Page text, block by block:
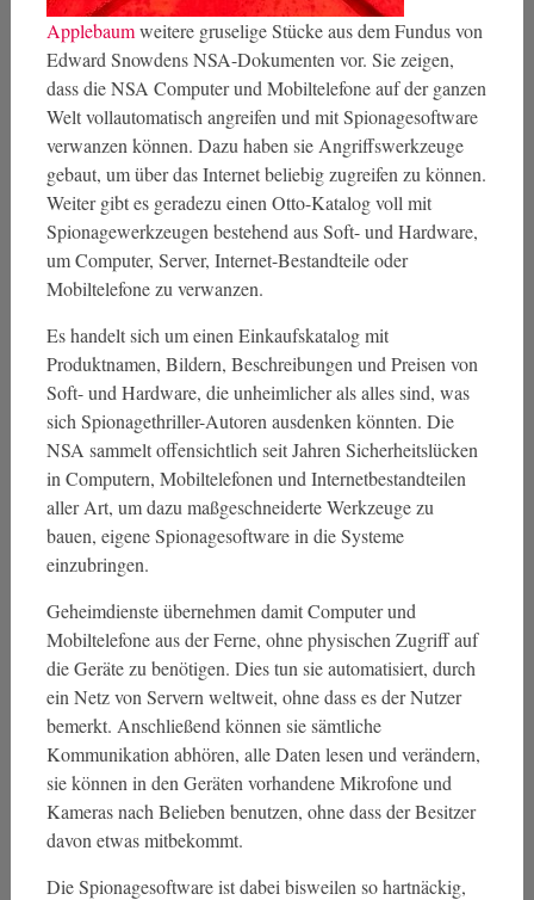
Applebaumweitere gruselige Stücke aus dem Fundus von
Edward Snowdens NSA-Dokumenten vor. Sie zeigen,
dass die NSA Computer und Mobiltelefone auf der ganzen
Welt vollautomatisch angreifen und mit Spionagesoftware
verwanzen können. Dazu haben sie Angriffswerkzeuge
gebaut, um über das Internet beliebig zugreifen zu können.
Weiter gibt es geradezu einen Otto-Katalog voll mit
Spionagewerkzeugen bestehend aus Soft- und Hardware,
um Computer, Server, Internet-Bestandteile oder
Mobiltelefone zu verwanzen.
Es handelt sich um einen Einkaufskatalog mit
Produktnamen, Bildern, Beschreibungen und Preisen von
Soft- und Hardware, die unheimlicher als alles sind, was
sich Spionagethriller-Autoren ausdenken könnten. Die
NSA sammelt offensichtlich seit Jahren Sicherheitslücken
in Computern, Mobiltelefonen und Internetbestandteilen
aller Art, um dazu maßgeschneiderte Werkzeuge zu
bauen, eigene Spionagesoftware in die Systeme
einzubringen.
Geheimdienste übernehmen damit Computer und
Mobiltelefone aus der Ferne, ohne physischen Zugriff auf
die Geräte zu benötigen. Dies tun sie automatisiert, durch
ein Netz von Servern weltweit, ohne dass es der Nutzer
bemerkt. Anschließend können sie sämtliche
Kommunikation abhören, alle Daten lesen und verändern,
sie können in den Geräten vorhandene Mikrofone und
Kameras nach Belieben benutzen, ohne dass der Besitzer
davon etwas mitbekommt.
Die Spionagesoftware ist dabei bisweilen so hartnäckig,